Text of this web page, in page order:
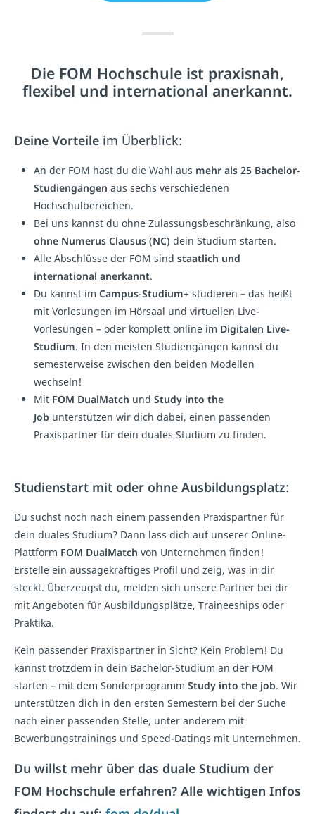
Die FOM Hochschule ist praxisnah,
flexibel und international anerkannt.
Deine Vorteile im Überblick:
An der FOM hast du die Wahl aus mehr als 25 Bachelor-
Studiengängen aus sechs verschiedenen
Hochschulbereichen.
Bei uns kannst du ohne Zulassungsbeschränkung, also
ohne Numerus Clausus (NC) dein Studium starten.
Alle Abschlüsse der FOM sind staatlich und
international anerkannt.
Du kannst im Campus-Studium+ studieren – das heißt
mit Vorlesungen im Hörsaal und virtuellen Live-
Vorlesungen – oder komplett online im Digitalen Live-
Studium. In den meisten Studiengängen kannst du
semesterweise zwischen den beiden Modellen
wechseln!
Mit FOM DualMatch und Study into the
Job unterstützen wir dich dabei, einen passenden
Praxispartner für dein duales Studium zu finden.
Studienstart mit oder ohne Ausbildungsplatz:
Du suchst noch nach einem passenden Praxispartner für
dein duales Studium? Dann lass dich auf unserer Online-
Plattform FOM DualMatch von Unternehmen finden!
Erstelle ein aussagekräftiges Profil und zeig, was in dir
steckt. Überzeugst du, melden sich unsere Partner bei dir
mit Angeboten für Ausbildungsplätze, Traineeships oder
Praktika.
Kein passender Praxispartner in Sicht? Kein Problem! Du
kannst trotzdem in dein Bachelor-Studium an der FOM
starten – mit dem Sonderprogramm Study into the job. Wir
unterstützen dich in den ersten Semestern bei der Suche
nach einer passenden Stelle, unter anderem mit
Bewerbungstrainings und Speed-Datings mit Unternehmen.
Du willst mehr über das duale Studium der
FOM Hochschule erfahren? Alle wichtigen Infos